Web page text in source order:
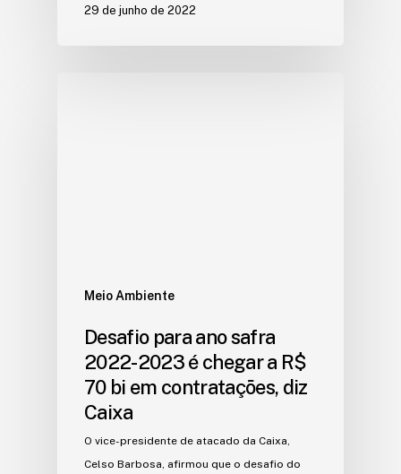
29 de junho de 2022
Meio Ambiente
Desafio para ano safra
2022-2023 é chegar a R$
70 bi em contratações, diz
Caixa
O vice-presidente de atacado da Caixa,
Celso Barbosa, afirmou que o desafio do